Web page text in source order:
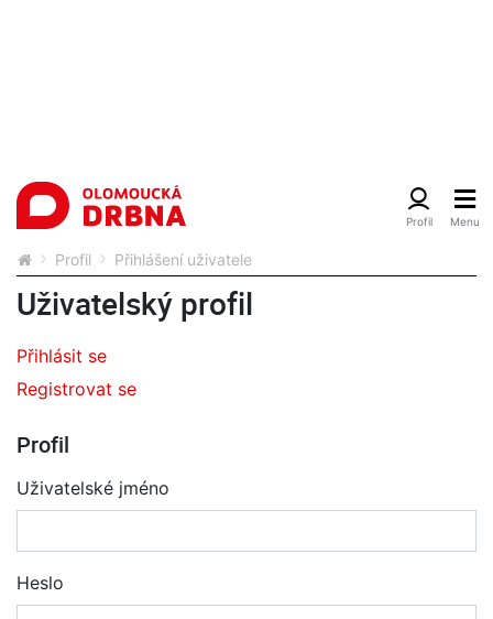
Profil Přihlášení uživatele
Uživatelský profil
Přihlásit se
Registrovat se
Profil
Uživatelské jméno
Heslo